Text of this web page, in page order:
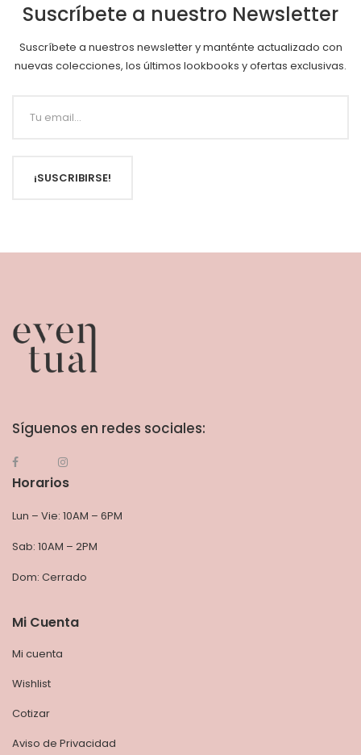
Suscríbete a nuestro Newsletter
Suscríbete a nuestros newsletter y manténte actualizado con
nuevas colecciones, los últimos lookbooks y ofertas exclusivas.
¡SUSCRIBIRSE!
Síguenos en redes sociales:
Horarios
Lun – Vie: 10AM – 6PM
Sab: 10AM – 2PM
Dom: Cerrado
Mi Cuenta
Mi cuenta
Wishlist
Cotizar
Aviso de Privacidad